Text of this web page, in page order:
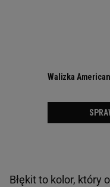
Błękit to kolor, który